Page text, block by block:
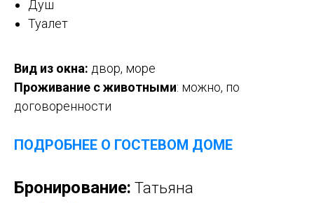
Душ
Туалет
Вид из окна: двор, море
Проживание с животными: можно, по
договоренности
ПОДРОБНЕЕ О ГОСТЕВОМ ДОМЕ
Бронирование: Татьяна